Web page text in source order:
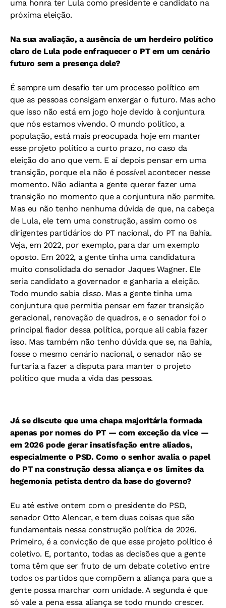
uma honra ter Lula como presidente e candidato na
próxima eleição.
Na sua avaliação, a ausência de um herdeiro político
claro de Lula pode enfraquecer o PT em um cenário
futuro sem a presença dele?
É sempre um desafio ter um processo político em
que as pessoas consigam enxergar o futuro. Mas acho
que isso não está em jogo hoje devido à conjuntura
que nós estamos vivendo. O mundo político, a
população, está mais preocupada hoje em manter
esse projeto político a curto prazo, no caso da
eleição do ano que vem. E aí depois pensar em uma
transição, porque ela não é possível acontecer nesse
momento. Não adianta a gente querer fazer uma
transição no momento que a conjuntura não permite.
Mas eu não tenho nenhuma dúvida de que, na cabeça
de Lula, ele tem uma construção, assim como os
dirigentes partidários do PT nacional, do PT na Bahia.
Veja, em 2022, por exemplo, para dar um exemplo
oposto. Em 2022, a gente tinha uma candidatura
muito consolidada do senador Jaques Wagner. Ele
seria candidato a governador e ganharia a eleição.
Todo mundo sabia disso. Mas a gente tinha uma
conjuntura que permitia pensar em fazer transição
geracional, renovação de quadros, e o senador foi o
principal fiador dessa política, porque ali cabia fazer
isso. Mas também não tenho dúvida que se, na Bahia,
fosse o mesmo cenário nacional, o senador não se
furtaria a fazer a disputa para manter o projeto
político que muda a vida das pessoas.
Já se discute que uma chapa majoritária formada
apenas por nomes do PT — com exceção da vice —
em 2026 pode gerar insatisfação entre aliados,
especialmente o PSD. Como o senhor avalia o papel
do PT na construção dessa aliança e os limites da
hegemonia petista dentro da base do governo?
Eu até estive ontem com o presidente do PSD,
senador Otto Alencar, e tem duas coisas que são
fundamentais nessa construção política de 2026.
Primeiro, é a convicção de que esse projeto político é
coletivo. E, portanto, todas as decisões que a gente
toma têm que ser fruto de um debate coletivo entre
todos os partidos que compõem a aliança para que a
gente possa marchar com unidade. A segunda é que
só vale a pena essa aliança se todo mundo crescer.